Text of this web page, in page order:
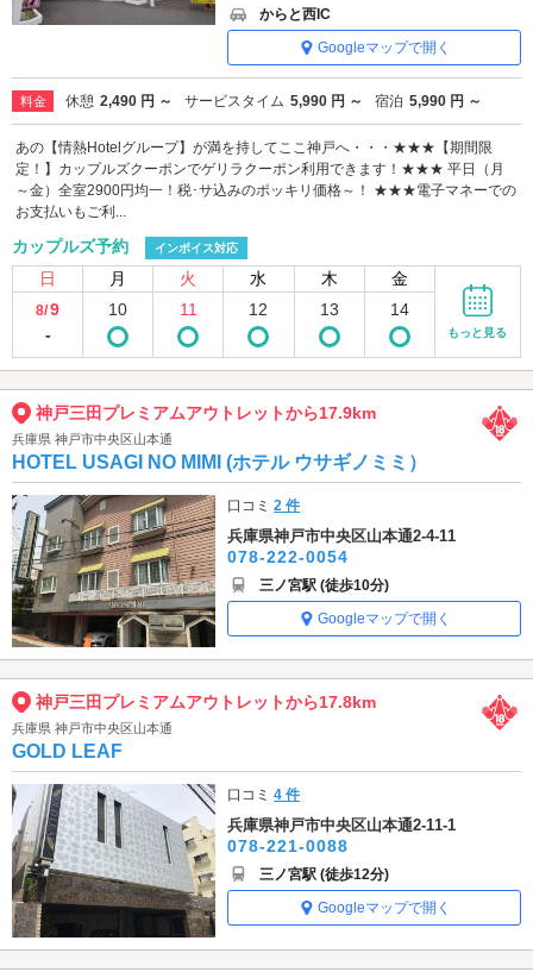
からと西IC
Googleマップで開く
料金 休憩 2,490 円 ～ サービスタイム 5,990 円 ～ 宿泊 5,990 円 ～
あの【情熱Hotelグループ】が満を持してここ神戸へ・・・★★★【期間限
定！】カップルズクーポンでゲリラクーポン利用できます！★★★ 平日（月
～金）全室2900円均一！税･サ込みのポッキリ価格～！ ★★★電子マネーでの
お支払いもご利...
カップルズ予約 インボイス対応
日 月 火 水 木 金
8/9
-
10 11 12 13 14
もっと見る
神戸三田プレミアムアウトレットから17.9km
兵庫県 神戸市中央区山本通
HOTEL USAGI NO MIMI (ホテル ウサギノミミ）
口コミ2 件
兵庫県神戸市中央区山本通2-4-11
078-222-0054
三ノ宮駅 (徒歩10分)
Googleマップで開く
神戸三田プレミアムアウトレットから17.8km
兵庫県 神戸市中央区山本通
GOLD LEAF
口コミ4 件
兵庫県神戸市中央区山本通2-11-1
078-221-0088
三ノ宮駅 (徒歩12分)
Googleマップで開く